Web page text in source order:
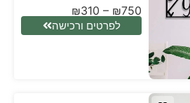
₪310 – ₪750
לפרטים ורכישה